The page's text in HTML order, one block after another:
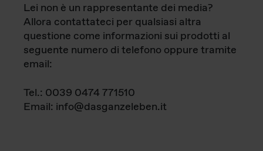
Lei non è un rappresentante dei media?
Allora contattateci per qualsiasi altra
questione come informazioni sui prodotti al
seguente numero di telefono oppure tramite
email:
Tel.: 0039 0474 771510
Email: info@dasganzeleben.it